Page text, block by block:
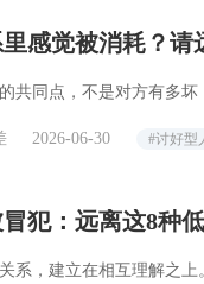
感觉被消耗？请
共同点，不是对方有多坏
2026-06-30 #讨好型
犯：远离这8种
系，建立在相互理解之上